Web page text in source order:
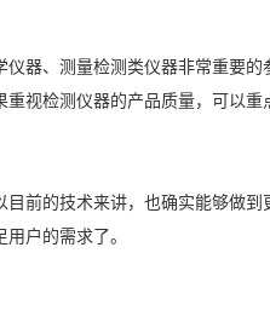
器、测量检测类仪器非常重要
视检测仪器的产品质量，可以重
前的技术来讲，也确实能够做
户的需求了。